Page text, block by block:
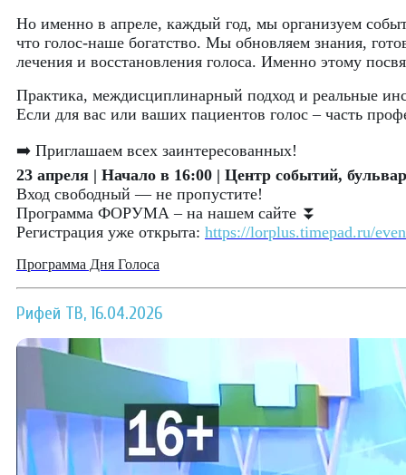
Но именно в апреле, каждый год, мы организуем
что голос-наше богатство. Мы обновляем знания,
лечения и восстановления голоса. Именно этому
Практика, междисциплинарный подход и реальные
Если для вас или ваших пациентов голос – часть
➡️ Приглашаем всех заинтересованных!
23 апреля | Начало в 16:00 | Центр событий,
Вход свободный — не пропустите!
Программа ФОРУМА – на нашем сайте ⏬
Регистрация уже открыта: https://lorplus.timepad.ru/
Программа Дня Голоса
Рифей ТВ, 16.04.2026